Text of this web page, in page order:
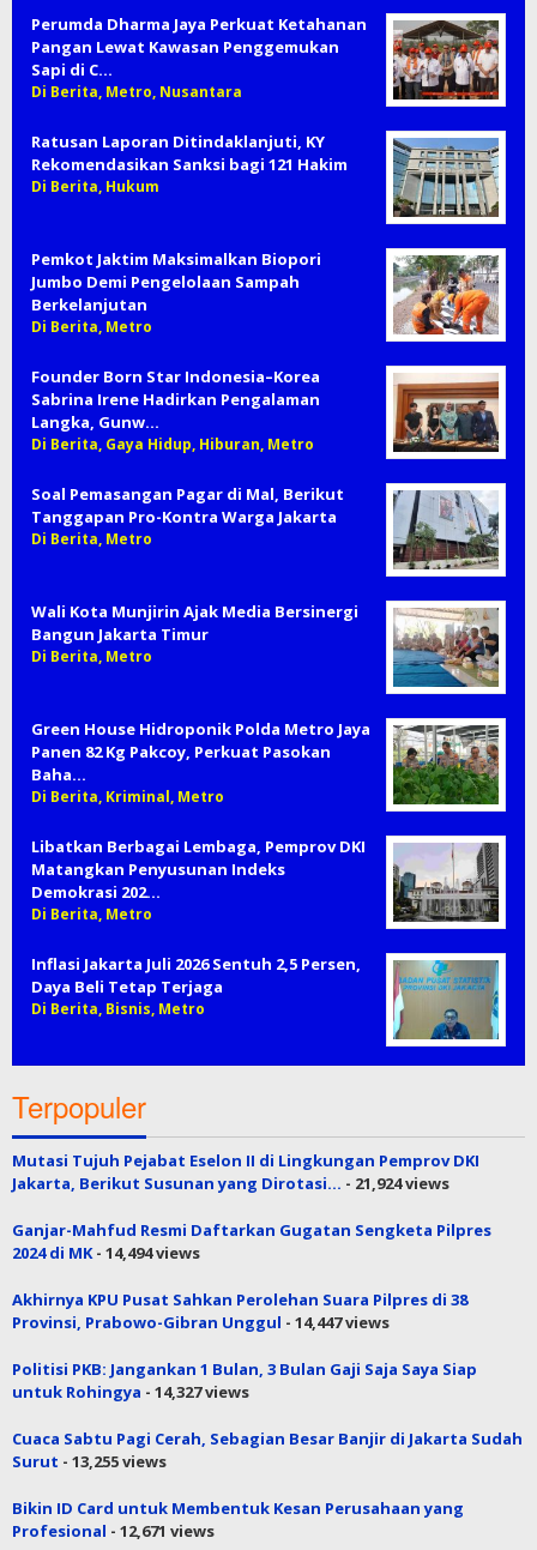
Perumda Dharma Jaya Perkuat Ketahanan
Pangan Lewat Kawasan Penggemukan
Sapi di C…
Di Berita, Metro, Nusantara
Ratusan Laporan Ditindaklanjuti, KY
Rekomendasikan Sanksi bagi 121 Hakim
Di Berita, Hukum
Pemkot Jaktim Maksimalkan Biopori
Jumbo Demi Pengelolaan Sampah
Berkelanjutan
Di Berita, Metro
Founder Born Star Indonesia–Korea
Sabrina Irene Hadirkan Pengalaman
Langka, Gunw…
Di Berita, Gaya Hidup, Hiburan, Metro
Soal Pemasangan Pagar di Mal, Berikut
Tanggapan Pro-Kontra Warga Jakarta
Di Berita, Metro
Wali Kota Munjirin Ajak Media Bersinergi
Bangun Jakarta Timur
Di Berita, Metro
Green House Hidroponik Polda Metro Jaya
Panen 82 Kg Pakcoy, Perkuat Pasokan
Baha…
Di Berita, Kriminal, Metro
Libatkan Berbagai Lembaga, Pemprov DKI
Matangkan Penyusunan Indeks
Demokrasi 202…
Di Berita, Metro
Inflasi Jakarta Juli 2026 Sentuh 2,5 Persen,
Daya Beli Tetap Terjaga
Di Berita, Bisnis, Metro
Terpopuler
Mutasi Tujuh Pejabat Eselon II di Lingkungan Pemprov DKI
Jakarta, Berikut Susunan yang Dirotasi… - 21,924 views
Ganjar-Mahfud Resmi Daftarkan Gugatan Sengketa Pilpres
2024 di MK- 14,494 views
Akhirnya KPU Pusat Sahkan Perolehan Suara Pilpres di 38
Provinsi, Prabowo-Gibran Unggul - 14,447 views
Politisi PKB: Jangankan 1 Bulan, 3 Bulan Gaji Saja Saya Siap
untuk Rohingya - 14,327 views
Cuaca Sabtu Pagi Cerah, Sebagian Besar Banjir di Jakarta Sudah
Surut - 13,255 views
Bikin ID Card untuk Membentuk Kesan Perusahaan yang
Profesional - 12,671 views